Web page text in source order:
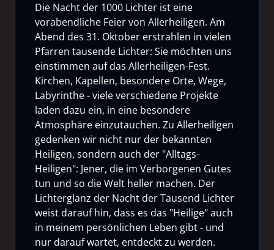
Die Nacht der 1000 Lichter ist eine
vorabendliche Feier von Allerheiligen. Am
Abend des 31. Oktober erstrahlen in vielen
Pfarren tausende Lichter: Sie möchten uns
einstimmen auf das Allerheiligen-Fest.
Kirchen, Kapellen, besondere Orte, Wege,
Labyrinthe - viele verschiedene Projekte
laden dazu ein, in eine besondere
Atmosphäre einzutauchen. Zu Allerheiligen
gedenken wir nicht nur der bekannten
Heiligen, sondern auch der "Alltags-
Heiligen": Jener, die im Verborgenen Gutes
tun und so die Welt heller machen. Der
Lichterglanz der Nacht der Tausend Lichter
weist darauf hin, dass es das "Heilige" auch
in meinem persönlichen Leben gibt - und
nur darauf wartet, entdeckt zu werden.